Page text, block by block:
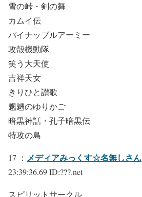
雪の峠・剣の舞
カムイ伝
パイナップルアーミー
攻殻機動隊
笑う大天使
吉祥天女
きりひと讃歌
魍魎のゆりかご
暗黒神話・孔子暗黒伝
特攻の島
17 ： メディアみっくす☆名無しさん
23:39:36.69 ID:???.net
スピリットサークル